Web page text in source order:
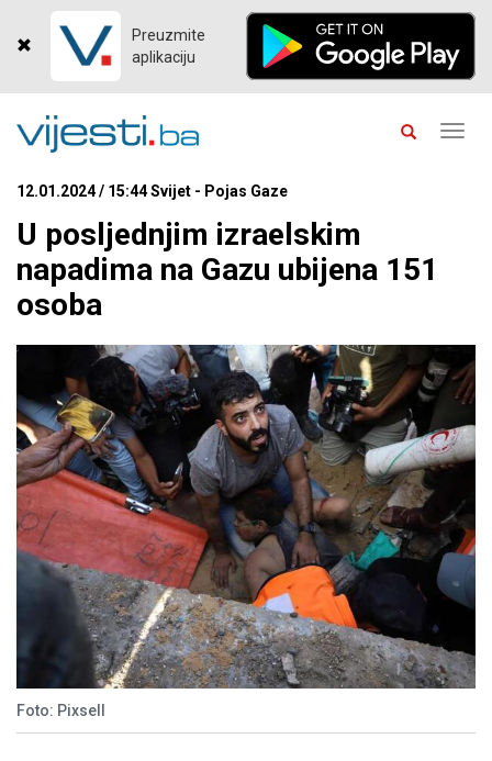
Preuzmite
aplikaciju
12.01.2024 / 15:44 Svijet - Pojas Gaze
U posljednjim izraelskim
napadima na Gazu ubijena 151
osoba
Foto: Pixsell